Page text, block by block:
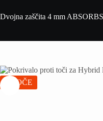
Dvojna zaščita 4 mm
VROČE